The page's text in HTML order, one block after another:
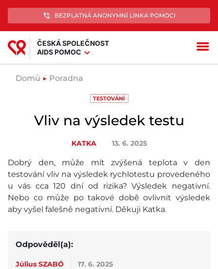
phone_in_talk BEZPLATNÁ ANONYMNÍ LINKA POMOCI
ČESKÁ SPOLEČNOST
AIDS POMOC expand_more menu
Domů ▶ Poradna
TESTOVÁNÍ
Vliv na výsledek testu
KATKA 13. 6. 2025
Dobrý den, může mít zvýšená teplota v den
testování vliv na výsledek rychlotestu provedeného
u vás cca 120 dní od rizika? Výsledek negativní.
Nebo co může po takové době ovlivnit výsledek
aby vyšel falešně negativní. Děkuji Katka.
Odpověděl(a):
Július SZABÓ 17. 6. 2025